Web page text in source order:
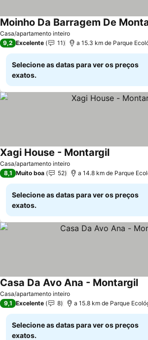
Casa/apartamento inteiro
Moinho Da Barragem De
9,2 Excelente 11 a 15.3 km de Parque
Selecione as datas para ver os preços
exatos.
Casa/apartamento inteiro
Xagi House - MontargilVer preços
8,1 Muito boa 52 a 14.8 km de Parque
Selecione as datas para ver os preços
exatos.
Casa/apartamento inteiro
Casa Da Avo Ana - Montargil
9,1 Excelente 8 a 15.8 km de Parque
Selecione as datas para ver os preços
exatos.